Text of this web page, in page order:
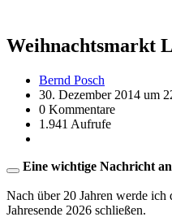
Weihnachtsmarkt
Bernd Posch
30. Dezember 2014 um
0 Kommentare
1.941 Aufrufe
Eine wichtige Nachricht
Nach über 20 Jahren werde ich
Jahresende 2026 schließen.